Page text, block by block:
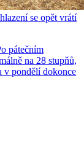
se opět vrátí
pátečním
na 28 stupňů,
v pondělí dokonce